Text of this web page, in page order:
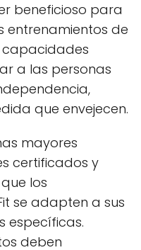
beneficioso para
entrenamientos de
a las personas
que envejecen.
mayores
certificados y
los
se adapten a sus
específicas.
deben